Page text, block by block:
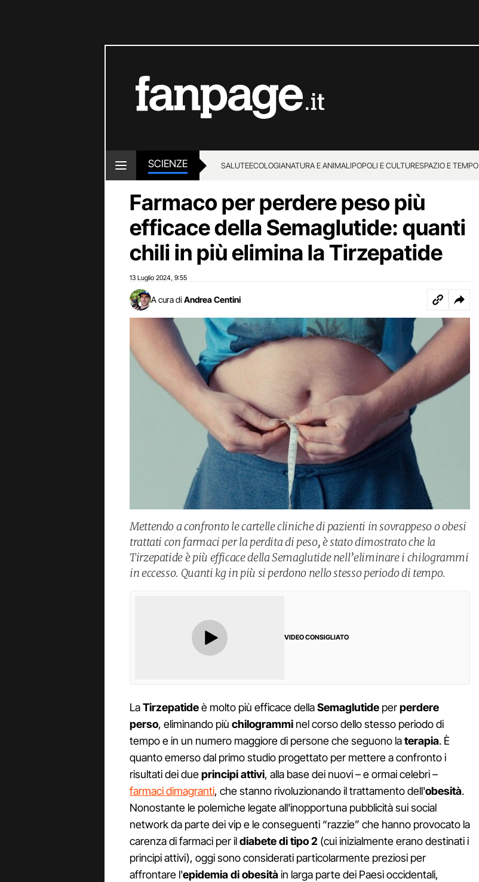
SCIENZE SALUTEECOLOGIANATURA E ANIMALIPOPOLI E CULTURESPAZIO E TEMPO
Farmaco per perdere peso più
efficace della Semaglutide: quanti
chili in più elimina la Tirzepatide
13 Luglio 2024 9:55
A cura di Andrea Centini
Mettendo a confronto le cartelle cliniche di pazienti in sovrappeso o obesi
trattati con farmaci per la perdita di peso, è stato dimostrato che la
Tirzepatide è più efficace della Semaglutide nell’eliminare i chilogrammi
in eccesso. Quanti kg in più si perdono nello stesso periodo di tempo.
VIDEO CONSIGLIATO
LaTirzepatideè molto più efficace dellaSemaglutide perperdere
perso, eliminando più chilogrammi nel corso dello stesso periodo di
tempo e in un numero maggiore di persone che seguono laterapia. È
quanto emerso dal primo studio progettato per mettere a confronto i
risultati dei dueprincipi attivi, alla base dei nuovi – e ormai celebri –
farmaci dimagranti, che stanno rivoluzionando il trattamento dell'obesità.
Nonostante le polemiche legate all'inopportuna pubblicità sui social
network da parte dei vip e le conseguenti “razzie” che hanno provocato la
carenza di farmaci per ildiabete di tipo 2 (cui inizialmente erano destinati i
principi attivi), oggi sono considerati particolarmente preziosi per
affrontare l'epidemia di obesitàin larga parte dei Paesi occidentali,